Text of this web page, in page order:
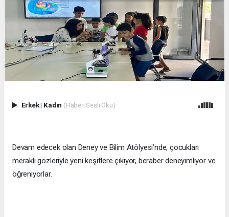
Erkek| Kadın (Haberi Sesli Oku)
Devam edecek olan Deney ve Bilim Atölyesi’nde, çocukları
meraklı gözleriyle yeni keşiflere çıkıyor, beraber deneyimliyor ve
öğreniyorlar.